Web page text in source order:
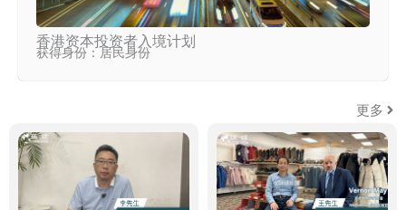
香港资本投资者入境计划
获得身份：居民身份
环球客户说
更多